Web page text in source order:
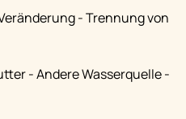
- Trennung von
- Andere Wasserquelle -